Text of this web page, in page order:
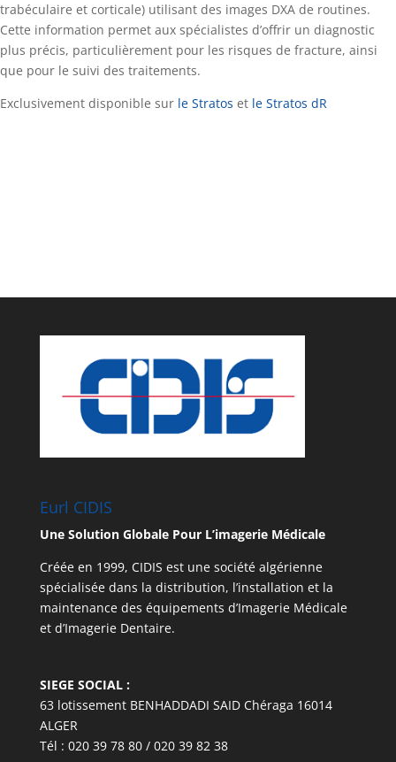
trabéculaire et corticale) utilisant des images DXA de routines.
Cette information permet aux spécialistes d’offrir un diagnostic
plus précis, particulièrement pour les risques de fracture, ainsi
que pour le suivi des traitements.
Exclusivement disponible sur le Stratos et le Stratos dR
Eurl CIDIS
Une Solution Globale Pour L’imagerie Médicale
Créée en 1999, CIDIS est une société algérienne
spécialisée dans la distribution, l’installation et la
maintenance des équipements d’Imagerie Médicale
et d’Imagerie Dentaire.
SIEGE SOCIAL :
63 lotissement BENHADDADI SAID Chéraga 16014
ALGER
Tél : 020 39 78 80 / 020 39 82 38